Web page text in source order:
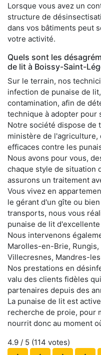
Lorsque vous avez un
structure de
dans vos bâtiments peut
votre activité.
Quels sont les
de lit à Boissy-Saint-
Sur le terrain, nos
infection de punaise de
contamination, afin de
technique à adopter pour
Notre société dispose de
ministère de
efficaces contre les
Nous avons pour vous,
chaque style de situation
assurons un traitement
Vous vivez en
le gérant d'un gîte ou
transports, nous vous
punaise de lit
Nous intervenons
Marolles-en-Brie,
Villecresnes, Mandres-
Nos prestations en
valu des clients fidèles
partenaires depuis des
La punaise de lit est
recherche de proie, pour
nourrit donc au moment
4.9 / 5 (114 votes)